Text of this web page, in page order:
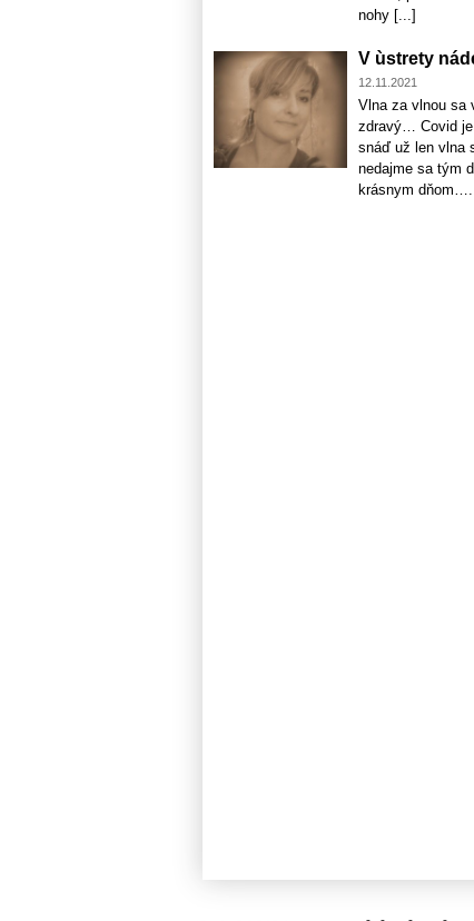
nohy [...]
V ùstrety
12.11.2021
Vlna za vlnou
zdravý… Covid
snáď už len vlna
nedajme sa tým
krásnym